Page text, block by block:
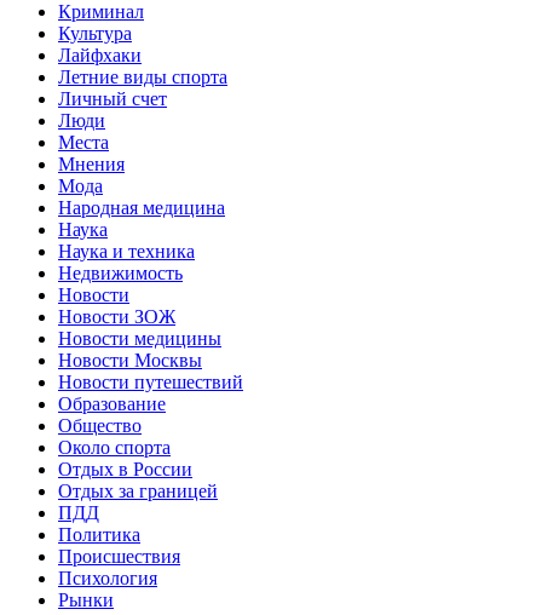
Криминал
Культура
Лайфхаки
Летние виды спорта
Личный счет
Люди
Места
Мнения
Мода
Народная медицина
Наука
Наука и техника
Недвижимость
Новости
Новости ЗОЖ
Новости медицины
Новости Москвы
Новости путешествий
Образование
Общество
Около спорта
Отдых в России
Отдых за границей
ПДД
Политика
Происшествия
Психология
Рынки